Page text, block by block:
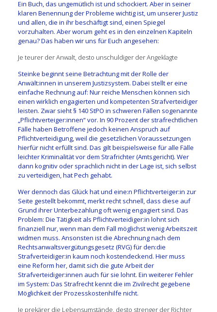
Ein Buch, das ungemütlich ist und schockiert. Aber in seiner
klaren Benennung der Probleme wichtig ist, um unserer Justiz
und allen, die in ihr beschäftigt sind, einen Spiegel
vorzuhalten. Aber worum geht es in den einzelnen Kapiteln
genau? Das haben wir uns für Euch angesehen:
Je teurer der Anwalt, desto unschuldiger der Angeklagte
Steinke beginnt seine Betrachtung mit der Rolle der
Anwält:innen in unserem Justizsystem. Dabei stellt er eine
einfache Rechnung auf: Nur reiche Menschen können sich
einen wirklich engagierten und kompetenten Strafverteidiger
leisten. Zwar sieht § 140 StPO in schweren Fällen sogenannte
„Pflichtverteiger:innen“ vor. In 90 Prozent der strafrechtlichen
Fälle haben Betroffene jedoch keinen Anspruch auf
Pflichtverteidigung, weil die gesetzlichen Voraussetzungen
hierfür nicht erfüllt sind. Das gilt beispielsweise für alle Fälle
leichter Kriminalität vor dem Strafrichter (Amtsgericht). Wer
dann kognitiv oder sprachlich nicht in der Lage ist, sich selbst
zu verteidigen, hat Pech gehabt.
Wer dennoch das Glück hat und eine:n Pflichtverteiger:in zur
Seite gestellt bekommt, merkt recht schnell, dass diese auf
Grund ihrer Unterbezahlung oft wenig engagiert sind. Das
Problem: Die Tätigkeit als Pflichtverteidiger:in lohnt sich
finanziell nur, wenn man dem Fall möglichst wenig Arbeitszeit
widmen muss. Ansonsten ist die Abrechnung nach dem
Rechtsanwaltsvergütungsgesetz (RVG) für den:die
Strafverteidiger:in kaum noch kostendeckend. Hier muss
eine Reform her, damit sich die gute Arbeit der
Strafverteidiger:innen auch für sie lohnt. Ein weiterer Fehler
im System: Das Strafrecht kennt die im Zivilrecht gegebene
Möglichkeit der Prozesskostenhilfe nicht.
Je prekärer die Lebensumstände, desto strenger der Richter